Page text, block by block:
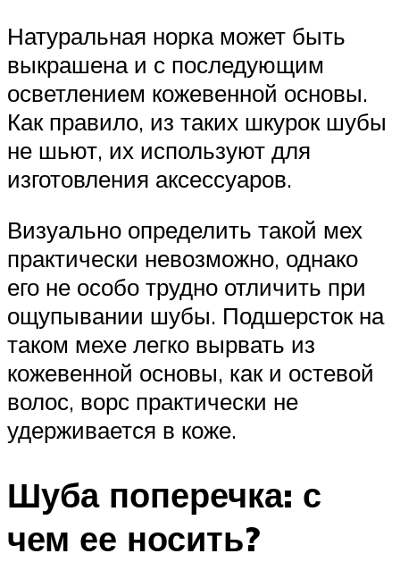
Натуральная норка может быть
выкрашена и с последующим
осветлением кожевенной основы.
Как правило, из таких шкурок шубы
не шьют, их используют для
изготовления аксессуаров.
Визуально определить такой мех
практически невозможно, однако
его не особо трудно отличить при
ощупывании шубы. Подшерсток на
таком мехе легко вырвать из
кожевенной основы, как и остевой
волос, ворс практически не
удерживается в коже.
Шуба поперечка: с
чем ее носить?